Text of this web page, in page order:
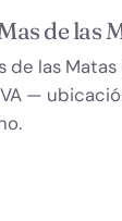
de las
de las Matas
—